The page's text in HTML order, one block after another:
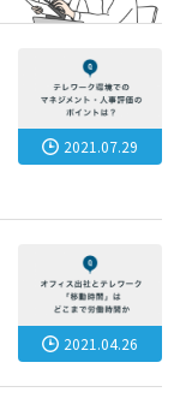
2021.07.29
2021.04.26